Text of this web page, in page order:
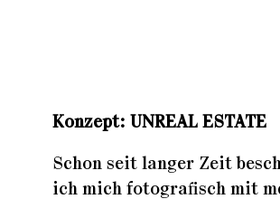
Konzept: UNREAL ESTATE
Schon seit langer Zeit
ich mich fotografisch mit